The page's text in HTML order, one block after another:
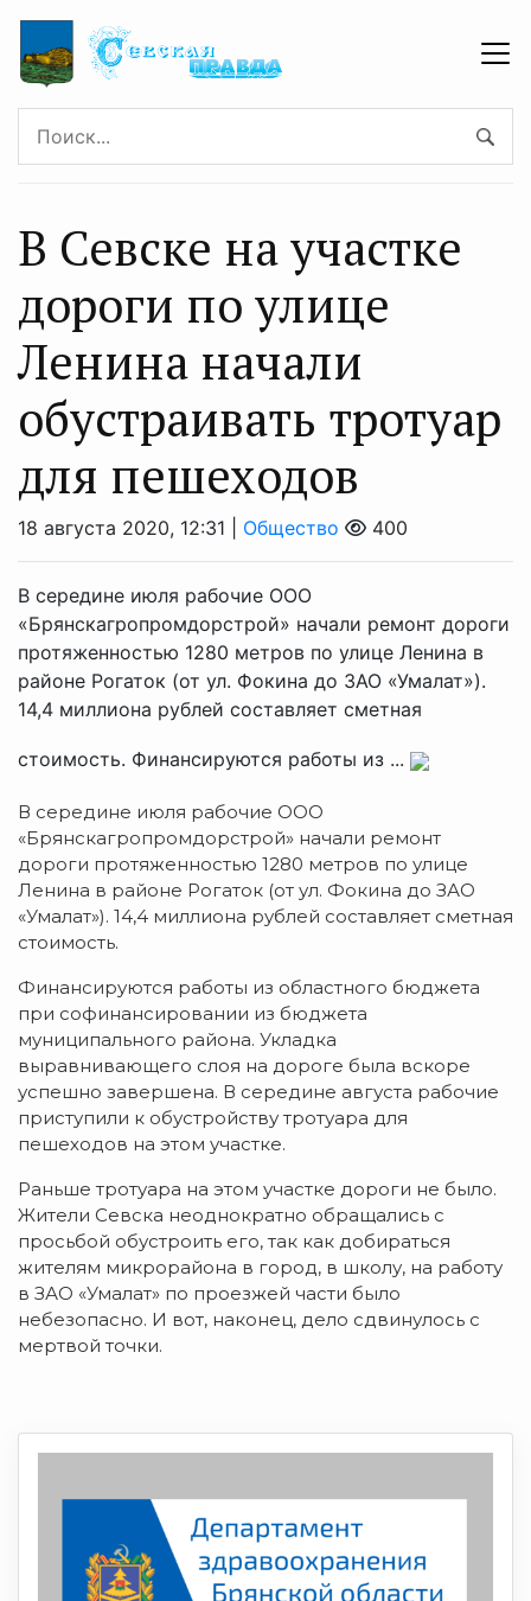
В Севске на участке
дороги по улице
Ленина начали
обустраивать тротуар
для пешеходов
18 августа 2020, 12:31 | Общество 400
В середине июля рабочие ООО
«Брянскагропромдорстрой» начали ремонт дороги
протяженностью 1280 метров по улице Ленина в
районе Рогаток (от ул. Фокина до ЗАО «Умалат»).
14,4 миллиона рублей составляет сметная
стоимость. Финансируются работы из ...
В середине июля рабочие ООО
«Брянскагропромдорстрой» начали ремонт
дороги протяженностью 1280 метров по улице
Ленина в районе Рогаток (от ул. Фокина до ЗАО
«Умалат»). 14,4 миллиона рублей составляет сметная
стоимость.
Финансируются работы из областного бюджета
при софинансировании из бюджета
муниципального района. Укладка
выравнивающего слоя на дороге была вскоре
успешно завершена. В середине августа рабочие
приступили к обустройству тротуара для
пешеходов на этом участке.
Раньше тротуара на этом участке дороги не было.
Жители Севска неоднократно обращались с
просьбой обустроить его, так как добираться
жителям микрорайона в город, в школу, на работу
в ЗАО «Умалат» по проезжей части было
небезопасно. И вот, наконец, дело сдвинулось с
мертвой точки.